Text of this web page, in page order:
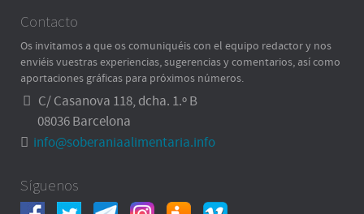
Contacto
Os invitamos a que os comuniquéis con el equipo redactor y nos
enviéis vuestras experiencias, sugerencias y comentarios, así como
aportaciones gráficas para próximos números.
C/ Casanova 118, dcha. 1.º B
08036 Barcelona
info@soberaniaalimentaria.info
Síguenos